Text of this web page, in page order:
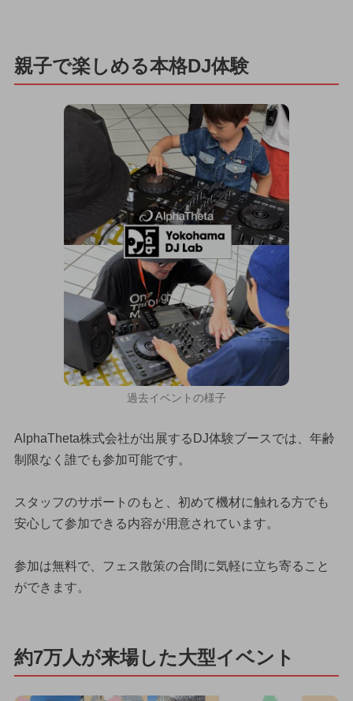
親子で楽しめる本格DJ体験
過去イベントの様子
AlphaTheta株式会社が出展するDJ体験ブースでは、年齢
制限なく誰でも参加可能です。
スタッフのサポートのもと、初めて機材に触れる方でも
安心して参加できる内容が用意されています。
参加は無料で、フェス散策の合間に気軽に立ち寄ること
ができます。
約7万人が来場した大型イベント